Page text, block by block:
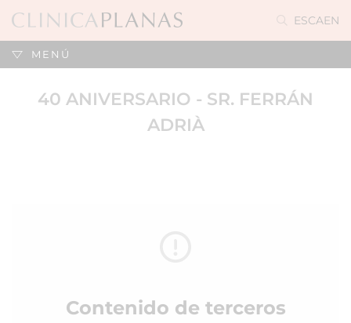
ESCAEN
MENÚ
40 ANIVERSARIO - SR. FERRÁN
ADRIÀ
Contenido de terceros